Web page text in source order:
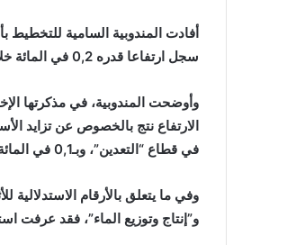
أفادت المندوبية السامية للتخطيط
سجل ارتفاعا قدره 0,2 في المائة خلال شهر أكتوبر الماضي، مقارنة مع شهر شتنبر 2024.
وأوضحت المندوبية، في مذكرتها
في قطاع “التعدين”، وبـ0,1 في المائة في “الصناعة الكيماوية” و”صناعة النسيج”.
وفي ما يتعلق بالأرقام الاستدلالية
و”إنتاج وتوزيع الماء”، فقد عرفت